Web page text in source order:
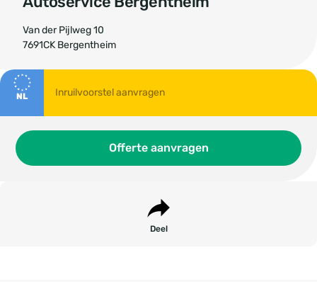
Van der Pijlweg 10
7691CK Bergentheim
NL
Offerte aanvragen
Deel